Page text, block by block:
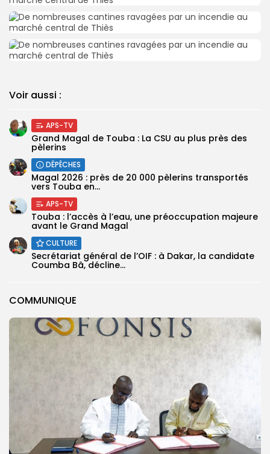
COMMUNIQUE
Voir aussi :
APS-TV
Grand Magal de Touba : La CSU au plus près des
pèlerins
DÉPÊCHES
Magal 2026 : près de 20 000 pèlerins transportés
vers Touba en...
APS-TV
Touba : l’accès à l’eau, une préoccupation majeure
avant le Grand Magal
CULTURE
Secrétariat général de l’OIF : à Dakar, la candidate
Coumba Bâ, décline...